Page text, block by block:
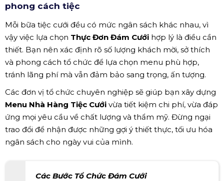
phong cách tiệc
Mỗi bữa tiệc cưới đều có mức ngân sách khác nhau, vì
vậy việc lựa chọn Thực Đơn Đám Cưới hợp lý là điều cần
thiết. Bạn nên xác định rõ số lượng khách mời, sở thích
và phong cách tổ chức để lựa chọn menu phù hợp,
tránh lãng phí mà vẫn đảm bảo sang trọng, ấn tượng.
Các đơn vị tổ chức chuyên nghiệp sẽ giúp bạn xây dựng
Menu Nhà Hàng Tiệc Cưới vừa tiết kiệm chi phí, vừa đáp
ứng mọi yêu cầu về chất lượng và thẩm mỹ. Đừng ngại
trao đổi để nhận được những gợi ý thiết thực, tối ưu hóa
ngân sách cho ngày vui của mình.
Các Bước Tổ Chức Đám Cưới